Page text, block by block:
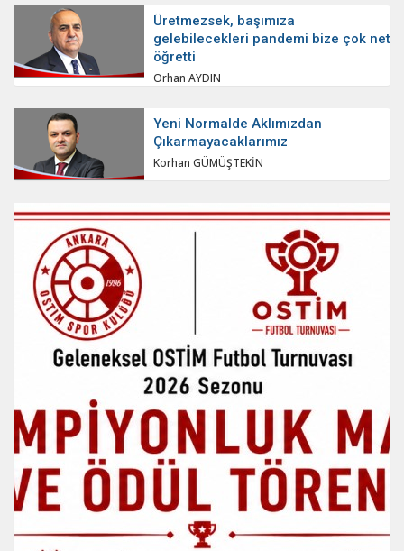
Üretmezsek, başımıza
gelebilecekleri pandemi bize çok net
öğretti
Orhan AYDIN
Yeni Normalde Aklımızdan
Çıkarmayacaklarımız
Korhan GÜMÜŞTEKİN